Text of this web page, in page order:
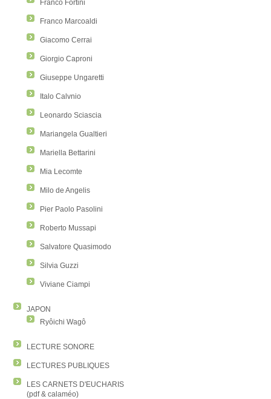
Franco Fortini
Franco Marcoaldi
Giacomo Cerrai
Giorgio Caproni
Giuseppe Ungaretti
Italo Calvnio
Leonardo Sciascia
Mariangela Gualtieri
Mariella Bettarini
Mia Lecomte
Milo de Angelis
Pier Paolo Pasolini
Roberto Mussapi
Salvatore Quasimodo
Silvia Guzzi
Viviane Ciampi
JAPON
Ryôichi Wagô
LECTURE SONORE
LECTURES PUBLIQUES
LES CARNETS D'EUCHARIS
(pdf & calaméo)